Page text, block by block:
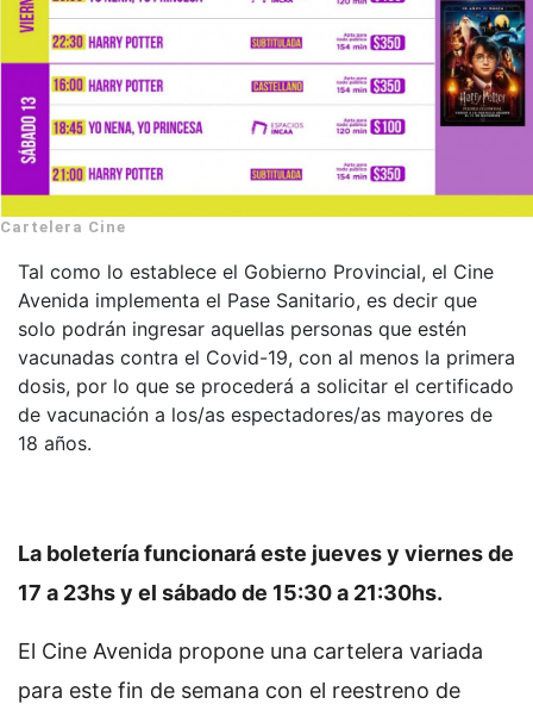
Cartelera Cine
Tal como lo establece el Gobierno Provincial, el Cine
Avenida implementa el Pase Sanitario, es decir que
solo podrán ingresar aquellas personas que estén
vacunadas contra el Covid-19, con al menos la primera
dosis, por lo que se procederá a solicitar el certificado
de vacunación a los/as espectadores/as mayores de
18 años.
La boletería funcionará este jueves y viernes de
17 a 23hs y el sábado de 15:30 a 21:30hs.
El Cine Avenida propone una cartelera variada
para este fin de semana con el reestreno de